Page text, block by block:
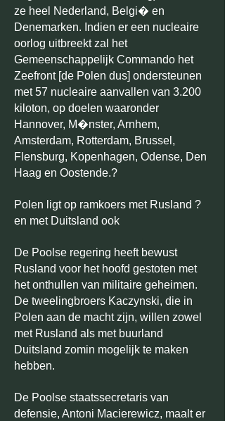
ze heel Nederland, Belgi� en
Denemarken. Indien er een nucleaire
oorlog uitbreekt zal het
Gemeenschappelijk Commando het
Zeefront [de Polen dus] ondersteunen
met 57 nucleaire aanvallen van 3.200
kiloton, op doelen waaronder
Hannover, M�nster, Arnhem,
Amsterdam, Rotterdam, Brussel,
Flensburg, Kopenhagen, Odense, Den
Haag en Oostende.?
Polen ligt op ramkoers met Rusland ?
en met Duitsland ook
De Poolse regering heeft bewust
Rusland voor het hoofd gestoten met
het onthullen van militaire geheimen.
De tweelingbroers Kaczynski, die in
Polen aan de macht zijn, willen zowel
met Rusland als met buurland
Duitsland zomin mogelijk te maken
hebben.
De Poolse staatssecretaris van
defensie, Antoni Macierewicz, maalt er